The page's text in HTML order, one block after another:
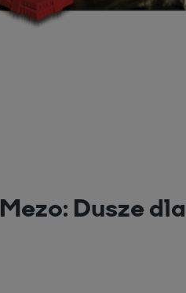
Mezo: Dusze